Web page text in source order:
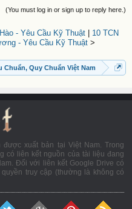
(You must log in or sign up to reply here.)
- Yêu Cầu Kỹ Thuật
10 TCN
- Yêu Cầu Kỹ Thuật>
Chuẩn, Quy Chuẩn Việt Nam
xuất bản tại Việt Nam. Trong
có liên kết nguồn của tài liệu đang
Đối với liên kết Google Drive có
truy cập (thường là không có